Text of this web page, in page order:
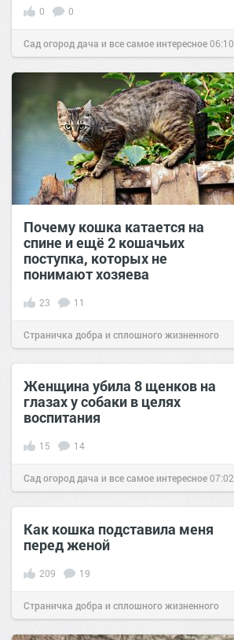
0 0
Сад огород дача и все самое интересное06:10
30 янв 2017
Почему кошка катается на
спине и ещё 2 кошачьих
поступка, которых не
понимают хозяева
23 11
Страничка добра и сплошного жизненного
позитива! 09:49 25 июл 2021
Женщина убила 8 щенков на
глазах у собаки в целях
воспитания
15 14
Сад огород дача и все самое интересное07:02
27 дек 2016
Как кошка подставила меня
перед женой
209 19
Страничка добра и сплошного жизненного
позитива!12:4119 окт 2018